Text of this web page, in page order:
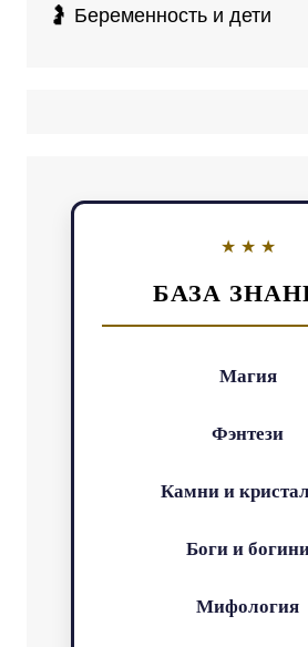
🤰 Беременность и дети
БАЗА
Магия
Фэнтези
Камни и
Боги и
Мифология